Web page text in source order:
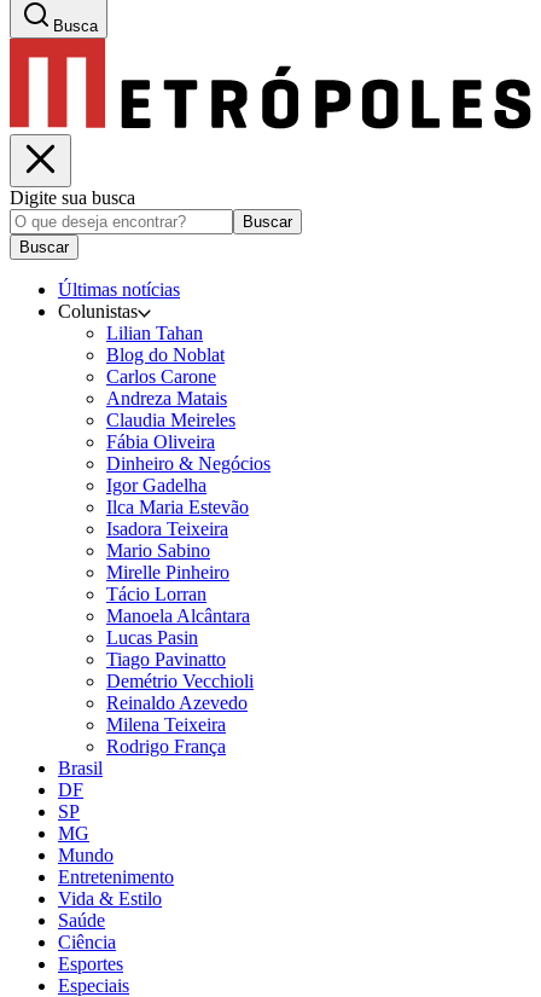
Busca
Digite sua busca
Buscar
Buscar
Últimas notícias
Colunistas
Lilian Tahan
Blog do Noblat
Carlos Carone
Andreza Matais
Claudia Meireles
Fábia Oliveira
Dinheiro & Negócios
Igor Gadelha
Ilca Maria Estevão
Isadora Teixeira
Mario Sabino
Mirelle Pinheiro
Tácio Lorran
Manoela Alcântara
Lucas Pasin
Tiago Pavinatto
Demétrio Vecchioli
Reinaldo Azevedo
Milena Teixeira
Rodrigo França
Brasil
DF
SP
MG
Mundo
Entretenimento
Vida & Estilo
Saúde
Ciência
Esportes
Especiais